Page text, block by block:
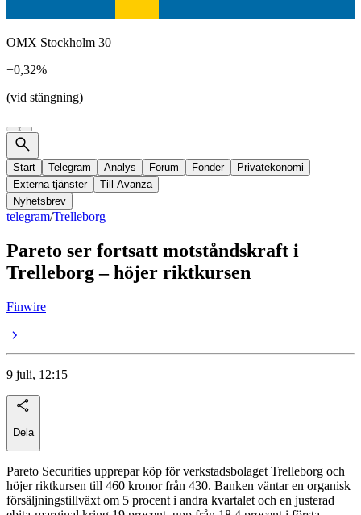
OMX Stockholm 30
−0,32%
(vid stängning)
Start Telegram Analys Forum Fonder
Privatekonomi
Externa tjänster
Till Avanza
Nyhetsbrev
telegram/Trelleborg
Pareto ser fortsatt motståndskraft i
Trelleborg – höjer riktkursen
Finwire
9 juli, 12:15
Dela
Pareto Securities upprepar köp för verkstadsbolaget Trelleborg och
höjer riktkursen till 460 kronor från 430. Banken väntar en organisk
försäljningstillväxt om 5 procent i andra kvartalet och en justerad